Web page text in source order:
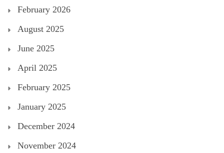
February 2026
August 2025
June 2025
April 2025
February 2025
January 2025
December 2024
November 2024